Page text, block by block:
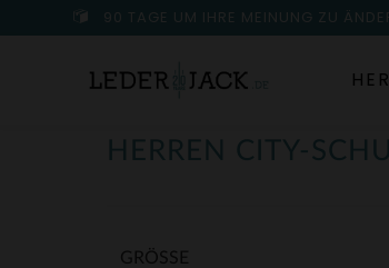
90 TAGE UM IHRE MEINUNG ZU
HERREN CITY-
GRÖSSE